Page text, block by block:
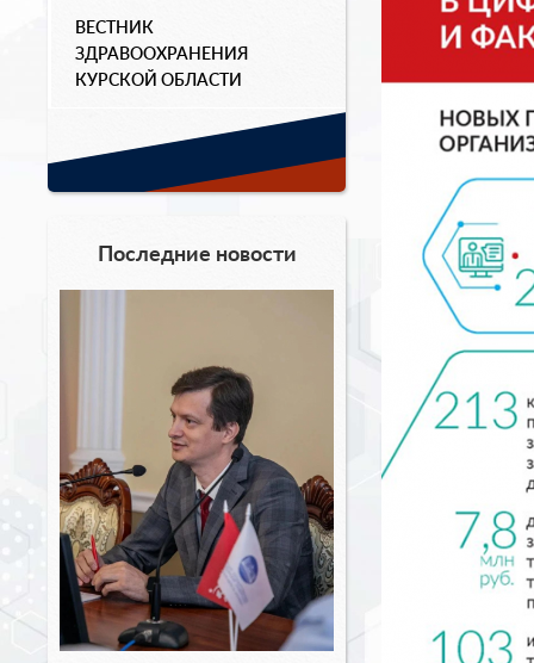
ВЕСТНИК
ЗДРАВООХРАНЕНИЯ
КУРСКОЙ ОБЛАСТИ
Последние новости